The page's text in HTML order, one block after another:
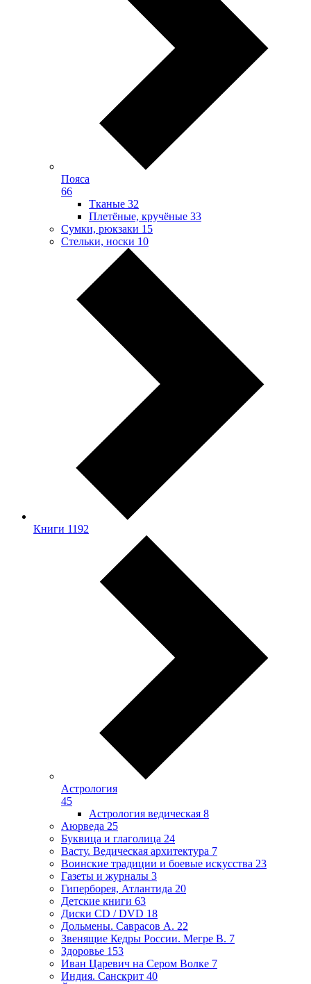
Пояса
66
Тканые 32
Плетёные, кручёные 33
Сумки, рюкзаки 15
Стельки, носки 10
Книги 1192
Астрология
45
Астрология ведическая 8
Аюрведа 25
Буквица и глаголица 24
Васту. Ведическая архитектура 7
Воинские традиции и боевые искусства 23
Газеты и журналы 3
Гиперборея, Атлантида 20
Детские книги 63
Диски CD / DVD 18
Дольмены. Саврасов А. 22
Звенящие Кедры России. Мегре В. 7
Здоровье 153
Иван Царевич на Сером Волке 7
Индия. Санскрит 40